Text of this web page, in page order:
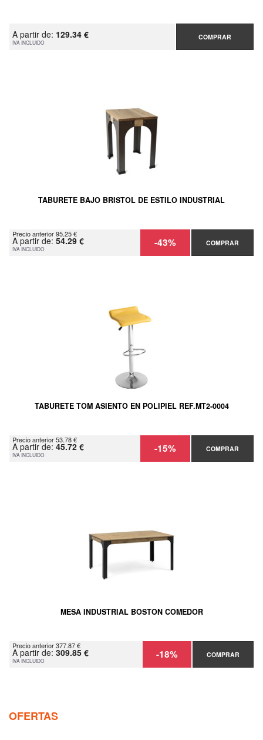
A partir de: 129.34 €
IVA INCLUIDO
COMPRAR
TABURETE BAJO BRISTOL DE ESTILO INDUSTRIAL
Precio anterior 95.25 €
A partir de: 54.29 €
IVA INCLUIDO -43% COMPRAR
TABURETE TOM ASIENTO EN POLIPIEL REF.MT2-0004
Precio anterior 53.78 €
A partir de: 45.72 €
IVA INCLUIDO -15% COMPRAR
MESA INDUSTRIAL BOSTON COMEDOR
Precio anterior 377.87 €
A partir de: 309.85 €
IVA INCLUIDO -18% COMPRAR
OFERTAS